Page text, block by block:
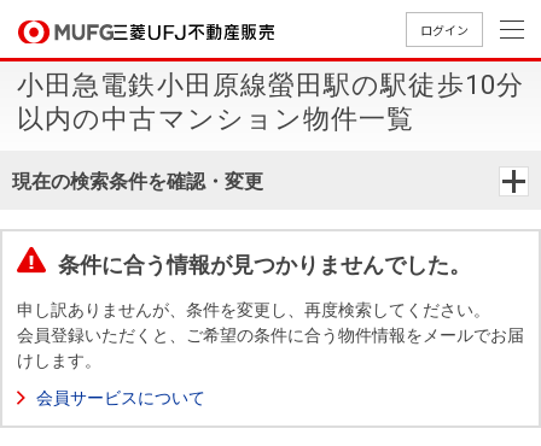
ログイン
買いたいTOP
中古
マン
築・
売りたいTOP
無
料
却
店舗案内TOP
店舗のご
案内（首
案内（名
案内（関
会社情報TOP
ごあいさ
つ
要
Way
採用情報TOP
新卒採用
情報
採用情報
買いたい
売りたい
店舗案内
会社情報
採用情報
小田急電鉄小田原線螢田駅の駅徒歩10分
以内の中古マンション物件一覧
現在の検索条件を確認・変更
条件に合う情報が見つかりませんでした。
申し訳ありませんが、条件を変更し、再度検索してください。
会員登録いただくと、ご希望の条件に合う物件情報をメールでお届
けします。
会員サービスについて